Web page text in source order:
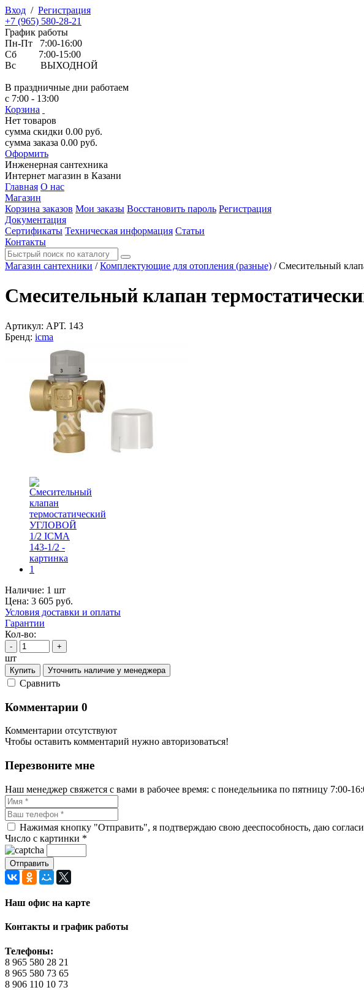
Вход / Регистрация
+7 (965) 580-28-21
График работы
Пн-Пт 7:00-16:00
Сб 7:00-15:00
Вс ВЫХОДНОЙ
В праздничные дни работаем
с 7:00 - 13:00
Корзина
Нет товаров
сумма скидки 0.00 руб.
сумма заказа 0.00 руб.
Оформить
Инженерная сантехника
Интернет магазин в Казани
Главная О нас
Магазин
Корзина заказов Мои заказы Восстановить пароль Регистрация
Документация
Сертификаты Техническая информация Статьи
Контакты
Магазин сантехники / Комплектующие для отопления (разные) / Смесительный
Смесительный клапан
Артикул: АРТ. 143
Бренд: icma
Наличие: 1 шт
Цена: 3 605 руб.
Условия доставки и оплаты
Гарантии
Кол-во:
- +
шт
Купить Уточнить наличие у менеджера
Cравнить
Комментарии 0
Комментарии отсутствуют
Чтобы оставить комментарий нужно авторизоваться!
Перезвоните мне
Наш менеджер свяжется с вами в рабочее время: с понедельника по пятницу 7:00-
Нажимая кнопку "Отправить", я подтверждаю свою дееспособность, даю
Число с картинки *
Наш офис на карте
Контакты и график работы
Телефоны:
8 965 580 28 21
8 965 580 73 65
8 906 110 10 73